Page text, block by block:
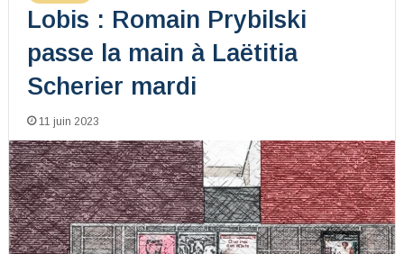
Lobis : Romain Prybilski
passe la main à Laëtitia
Scherier mardi
11 juin 2023